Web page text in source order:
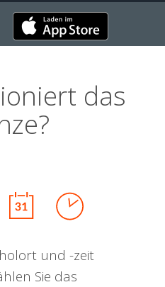
das
und -zeit
Sie das